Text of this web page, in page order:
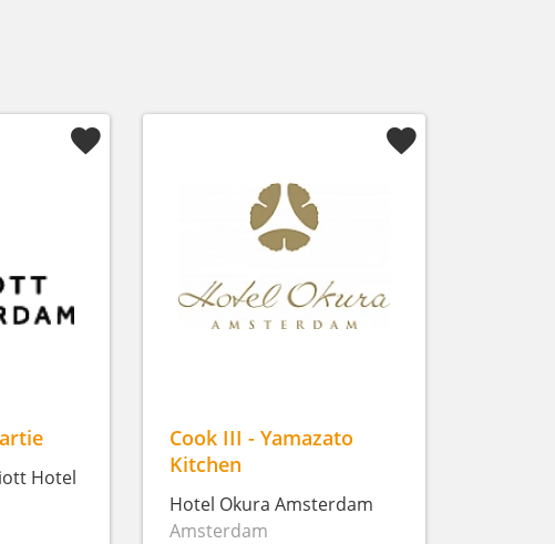
Hotel
Cook III - Yamazato
Kitchen
Hotel Okura Amsterdam
Amsterdam